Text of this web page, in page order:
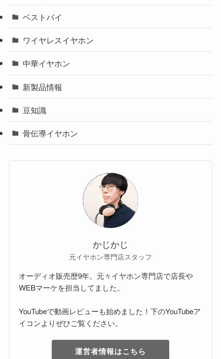
ベストバイ
ワイヤレスイヤホン
中華イヤホン
新製品情報
豆知識
骨伝導イヤホン
かじかじ
元イヤホン専門店スタッフ
オーディオ販売歴9年。元々イヤホン専門店で店長や
WEBマーケを担当してました。
YouTubeで動画レビューも始めました！下のYouTubeア
イコンよりぜひご覧ください。
運営者情報はこちら